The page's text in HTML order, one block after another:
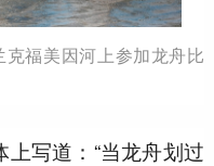
福美因河上参加龙舟比
写道：“当龙舟划过